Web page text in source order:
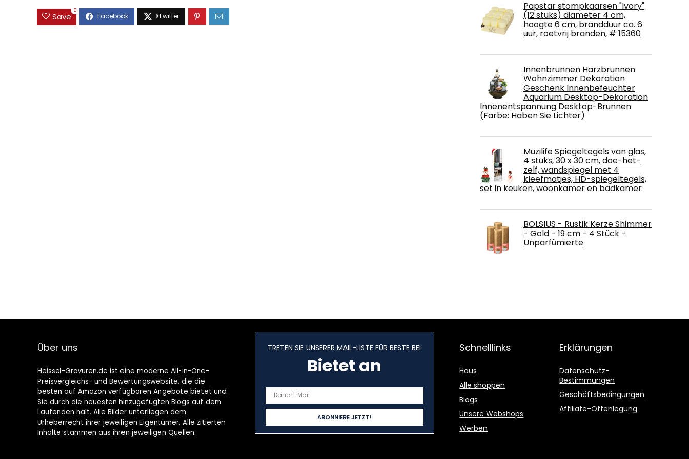
Save
0 Papstar stompkaarsen "Ivory"
(12 stuks) diameter 4 cm,
hoogte 6 cm, brandduur ca. 6
uur, roetvrij branden, # 15360
Innenbrunnen Harzbrunnen
Wohnzimmer Dekoration
Geschenk Innenbefeuchter
Aquarium Desktop-Dekoration
Innenentspannung Desktop-Brunnen
(Farbe: Haben Sie Lichter)
Muzilife Spiegeltegels van glas,
4 stuks, 30 x 30 cm, doe-het-
zelf, wandspiegel met 4
kleefmatjes, HD-spiegeltegels,
set in keuken, woonkamer en badkamer
BOLSIUS - Rustik Kerze Shimmer
- Gold - 19 cm - 4 Stück -
Unparfümierte
Über uns
Heissel-Gravuren.de ist eine moderne All-in-One-
Preisvergleichs- und Bewertungswebsite, die die
besten auf Amazon verfügbaren Angebote bietet und
Sie durch die neuesten hinzugefügten Blogs auf dem
Laufenden hält. Alle Bilder unterliegen dem
Urheberrecht ihrer jeweiligen Eigentümer. Alle zitierten
Inhalte stammen aus ihren jeweiligen Quellen.
TRETEN SIE UNSERER MAIL-LISTE FÜR BESTE BEI
Bietet an
Schnelllinks
Haus
Alle shoppen
Blogs
Unsere Webshops
Werben
Erklärungen
Datenschutz-
Bestimmungen
Geschäftsbedingungen
Affiliate-Offenlegung